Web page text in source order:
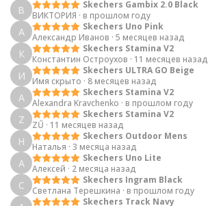
В
Skechers Gambix 2.0 Black
ВИКТОРИЯ · в прошлом году
А
Skechers Uno Pink
Александр Иванов · 5 месяцев назад
К
Skechers Stamina V2
Константин Остроухов · 11 месяцев назад
И
Skechers ULTRA GO Beige
Имя скрыто · 8 месяцев назад
A
Skechers Stamina V2
Alexandra Kravchenko · в прошлом году
Z
Skechers Stamina V2
ZŰ · 11 месяцев назад
Н
Skechers Outdoor Mens
Наталья · 3 месяца назад
А
Skechers Uno Lite
Алексей · 2 месяца назад
С
Skechers Ingram Black
Светлана Терешкина · в прошлом году
Skechers Track Navy